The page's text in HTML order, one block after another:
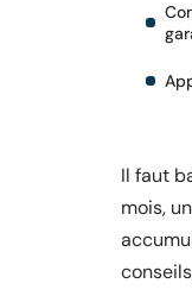
Il faut
mois,